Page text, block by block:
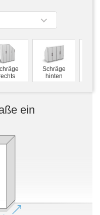
Schräge
hinten
ein